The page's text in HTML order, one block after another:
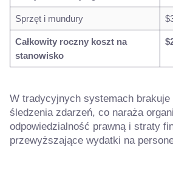
Sprzęt i mundury
Całkowity roczny koszt na
stanowisko
W tradycyjnych systemach brakuje
śledzenia zdarzeń, co naraża
odpowiedzialność prawną i straty
przewyższające wydatki na